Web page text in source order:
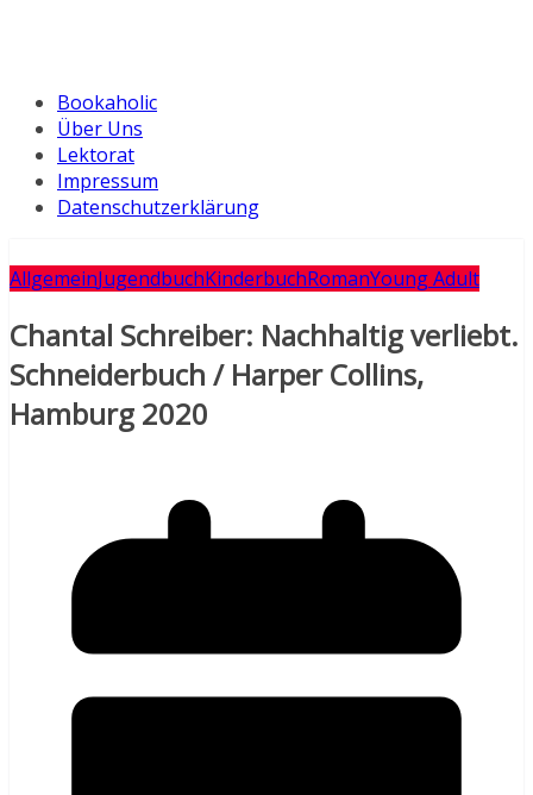
Bookaholic
Über Uns
Lektorat
Impressum
Datenschutzerklärung
AllgemeinJugendbuchKinderbuchRomanYoung Adult
Chantal Schreiber: Nachhaltig verliebt.
Schneiderbuch / Harper Collins,
Hamburg 2020